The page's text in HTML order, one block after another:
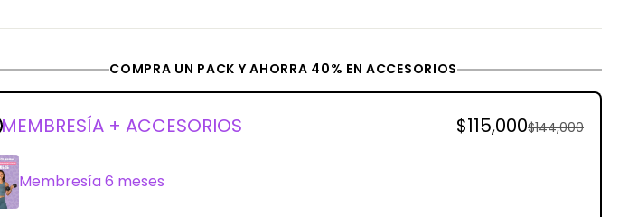
COMPRA UN PACK Y AHORRA 40% EN ACCESORIOS
MEMBRESÍA + ACCESORIOS $115,000$144,000
Membresía 6 meses